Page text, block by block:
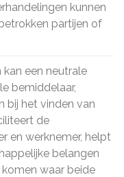
kunnen
partijen of
een neutrale
bemiddelaar,
bij het vinden van
de
en werknemer, helpt
belangen
waar beide